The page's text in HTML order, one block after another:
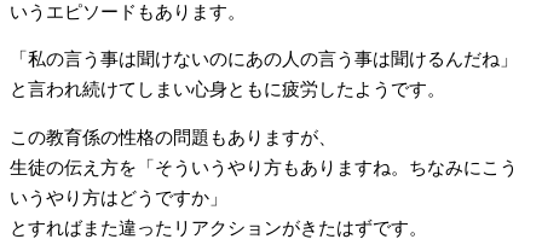
いうエピソードもあります。
「私の言う事は聞けないのにあの人の言う事は聞けるんだね」
と言われ続けてしまい心身ともに疲労したようです。
この教育係の性格の問題もありますが、
生徒の伝え方を「そういうやり方もありますね。ちなみにこう
いうやり方はどうですか」
とすればまた違ったリアクションがきたはずです。